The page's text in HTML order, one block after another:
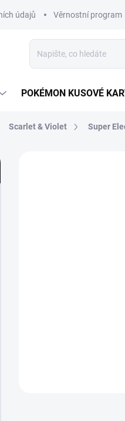
údajů Věrnostní program
POKÉMON KUSOVÉ
Scarlet & Violet Super